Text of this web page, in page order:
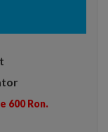
600 Ron.